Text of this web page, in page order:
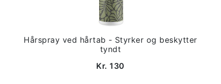
Hårspray ved hårtab - Styrker og beskytter
tyndt
Kr. 130